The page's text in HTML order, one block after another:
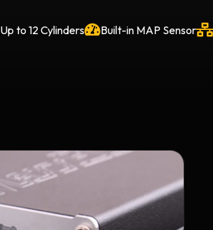
Up to 12 Cylinders Built-in MAP Sensor